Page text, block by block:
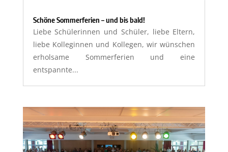
Schöne Sommerferien – und bis bald!
Liebe Schülerinnen und Schüler, liebe Eltern,
liebe Kolleginnen und Kollegen, wir wünschen
erholsame Sommerferien und eine
entspannte...